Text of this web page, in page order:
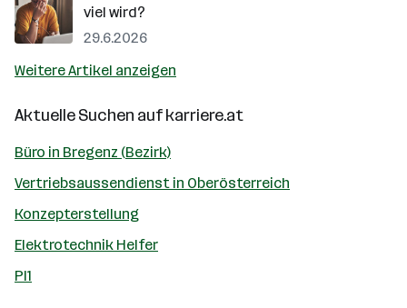
viel wird?
29.6.2026
Weitere Artikel anzeigen
Aktuelle Suchen aufkarriere.at
Büro in Bregenz (Bezirk)
Vertriebsaussendienst in Oberösterreich
Konzepterstellung
Elektrotechnik Helfer
Pl1